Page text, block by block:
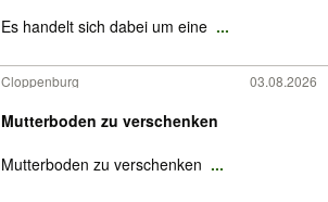
Es handelt sich dabei um eine ...
Cloppenburg 03.08.2026
Mutterboden zu verschenken
Mutterboden zu verschenken ...